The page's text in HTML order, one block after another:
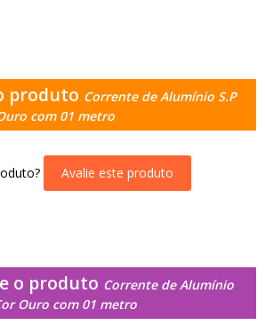
produto Corrente de Alumínio S.P
com 01 metro
Avalie este produto
o produto Corrente de Alumínio
Ouro com 01 metro